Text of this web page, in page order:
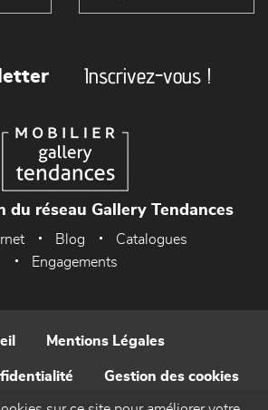
Inscrivez-vous !
du réseau Gallery Tendances
Blog
Catalogues
Engagements
Mentions Légales
Gestion des cookies